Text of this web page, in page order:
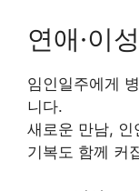
연애·이
임인일주에게
니다.
새로운 만남, 인
기복도 함께 커